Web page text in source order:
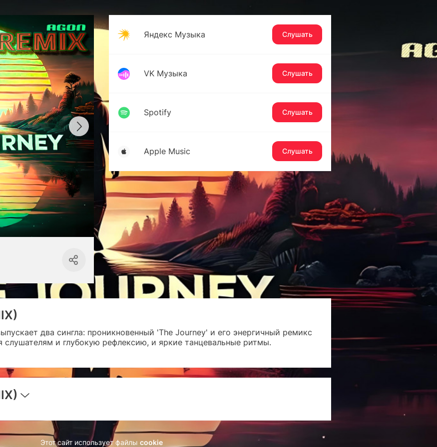
Яндекс Музыка Слушать
VK Музыка Слушать
Spotify Слушать
Apple Music Слушать
два сингла: проникновенный 'The Journey' и его энергичный ремикс
слушателям и глубокую рефлексию, и яркие танцевальные ритмы.
Этот сайт использует файлы cookie